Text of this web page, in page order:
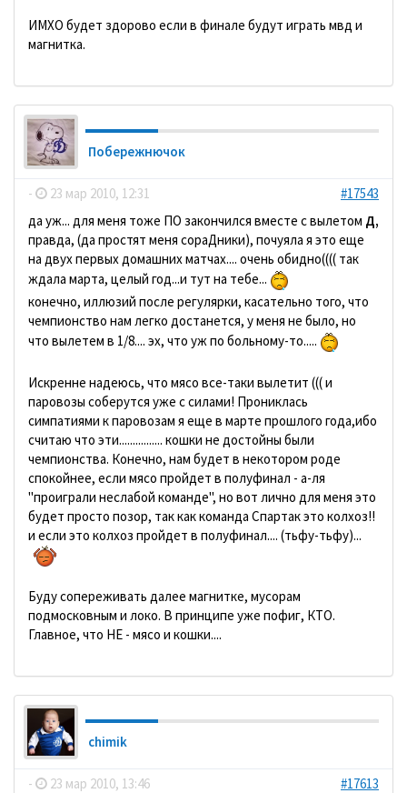
ИМХО будет здорово если в финале будут играть мвд и
магнитка.
Побережнючок
- 23 мар 2010, 12:31
#17543
да уж... для меня тоже ПО закончился вместе с вылетом Д,
правда, (да простят меня сораДники), почуяла я это еще
на двух первых домашних матчах.... очень обидно(((( так
ждала марта, целый год...и тут на тебе...
конечно, иллюзий после регулярки, касательно того, что
чемпионство нам легко достанется, у меня не было, но
что вылетем в 1/8.... эх, что уж по больному-то.....
Искренне надеюсь, что мясо все-таки вылетит ((( и
паровозы соберутся уже с силами! Прониклась
симпатиями к паровозам я еще в марте прошлого года,ибо
считаю что эти................ кошки не достойны были
чемпионства. Конечно, нам будет в некотором роде
спокойнее, если мясо пройдет в полуфинал - а-ля
"проиграли неслабой команде", но вот лично для меня это
будет просто позор, так как команда Спартак это колхоз!!
и если это колхоз пройдет в полуфинал.... (тьфу-тьфу)...
Буду сопереживать далее магнитке, мусорам
подмосковным и локо. В принципе уже пофиг, КТО.
Главное, что НЕ - мясо и кошки....
chimik
- 23 мар 2010, 13:46 #17613